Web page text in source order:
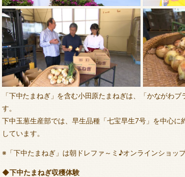
「下中たまねぎ」を含む小田原たまねぎは、「かながわ
す。
下中玉葱生産部では、早生品種「七宝早生7号」を中心に
しています。
※「下中たまねぎ」は朝ドレファ～ミ♪オンラインショッ
◆下中たまねぎ収穫体験